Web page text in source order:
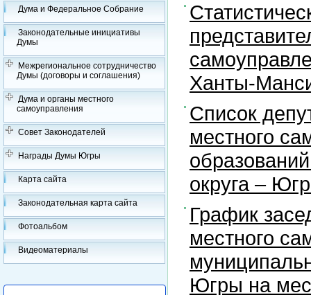
Дума и Федеральное Собрание
Законодательные инициативы
Думы
Межрегиональное сотрудничество
Думы (договоры и соглашения)
Дума и органы местного
самоуправления
Совет Законодателей
Награды Думы Югры
Карта сайта
Законодательная карта сайта
Фотоальбом
Видеоматериалы
Ханты-
Список
местного
округа –
График
местного
Югры на